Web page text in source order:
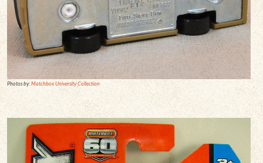
Photos by:Matchbox University Collection